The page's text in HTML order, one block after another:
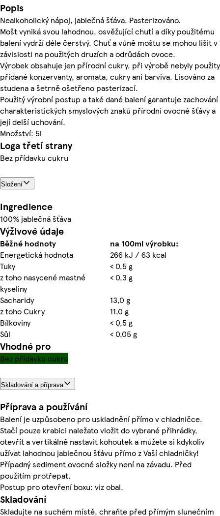
Popis
Nealkoholický nápoj, jablečná šťáva. Pasterizováno.
Mošt vyniká svou lahodnou, osvěžující chutí a díky použitému
balení vydrží déle čerstvý. Chuť a vůně moštu se mohou lišit v
závislosti na použitých druzích a odrůdách ovoce.
Výrobek obsahuje jen přírodní cukry, při výrobě nebyly použity
přidané konzervanty, aromata, cukry ani barviva. Lisováno za
studena a šetrně ošetřeno pasterizací.
Použitý výrobní postup a také dané balení garantuje zachování
charakteristických smyslových znaků přírodní ovocné šťávy a
její delší uchování.
Množství: 5l
Loga třetí strany
Bez přídavku cukru
Složení
Ingredience
100% jablečná šťáva
Výživové údaje
Běžné hodnoty
na 100ml výrobku:
Energetická hodnota
266 kJ / 63 kcal
Tuky
< 0,5 g
z toho nasycené mastné
kyseliny
< 0,3 g
Sacharidy
13,0 g
z toho Cukry
11,0 g
Bílkoviny
< 0,5 g
Sůl
< 0,05 g
Vhodné pro
Bez přídavku cukru
Skladování a příprava
Příprava a používání
Balení je uzpůsobeno pro uskladnění přímo v chladničce.
Stačí pouze krabici naležato vložit do vybrané přihrádky,
otevřít a vertikálně nastavit kohoutek a můžete si kdykoliv
užívat lahodnou jablečnou šťávu přímo z Vaší chladničky!
Případný sediment ovocné složky není na závadu. Před
použitím protřepat.
Postup pro otevření boxu: viz obal.
Skladování
Skladujte na suchém místě, chraňte před přímým slunečním